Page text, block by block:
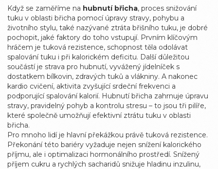
Když se zaměříme na hubnutí břicha, proces snižování
tuku v oblasti břicha pomocí úpravy stravy, pohybu a
životního stylu, také nazývané ztráta břišního tuku, je dobré
pochopit, jaké faktory do toho vstupují. Prvním klíčovým
hráčem je tuková rezistence, schopnost těla odolávat
spalování tuku i při kalorickém deficitu. Další důležitou
součástí je strava pro hubnutí, vyvážený jídelníček s
dostatkem bílkovin, zdravých tuků a vlákniny. A nakonec
kardio cvičení, aktivita zvyšující srdeční frekvenci a
podporující spalování kalorií. Hubnutí břicha zahrnuje úpravu
stravy, pravidelný pohyb a kontrolu stresu – to jsou tři pilíře,
které společně umožňují efektivní ztrátu tuku v oblasti
břicha.
Pro mnoho lidí je hlavní překážkou právě tuková rezistence.
Překonání této bariéry vyžaduje nejen snížení kalorického
příjmu, ale i optimalizaci hormonálního prostředí. Snížený
příjem cukru a rychlých sacharidů snižuje hladinu inzulinu,